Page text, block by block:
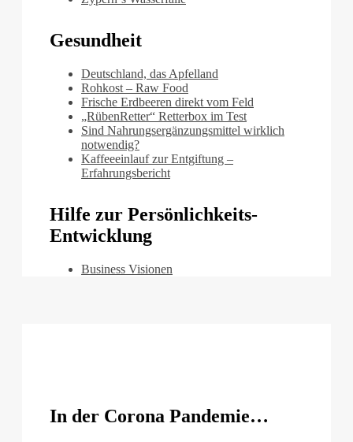
Gesundheit
Deutschland, das Apfelland
Rohkost – Raw Food
Frische Erdbeeren direkt vom Feld
„RübenRetter“ Retterbox im Test
Sind Nahrungsergänzungsmittel wirklich
notwendig?
Kaffeeeinlauf zur Entgiftung –
Erfahrungsbericht
Hilfe zur Persönlichkeits-
Entwicklung
Business Visionen
In der Corona Pandemie…